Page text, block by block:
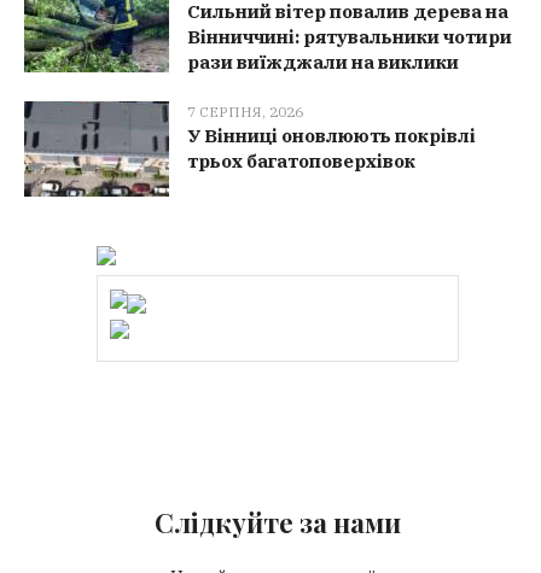
Сильний вітер повалив дерева на
Вінниччині: рятувальники чотири
рази виїжджали на виклики
7 СЕРПНЯ, 2026
У Вінниці оновлюють покрівлі
трьох багатоповерхівок
Слідкуйте за нами